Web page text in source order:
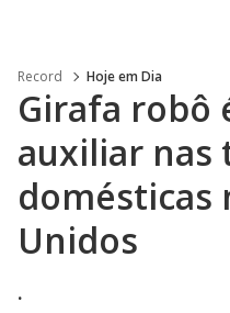
Record Hoje em Dia
Girafa robô
auxiliar nas
domésticas
Unidos
.